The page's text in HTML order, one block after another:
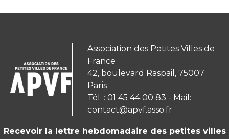
Association des Petites Villes de
France
42, boulevard Raspail, 75007
Paris
Tél. : 01 45 44 00 83 - Mail:
contact@apvf.asso.fr
Recevoir la lettre hebdomadaire des petites villes